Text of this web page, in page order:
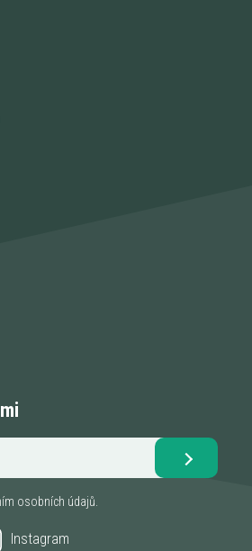
osobních údajů.
Instagram